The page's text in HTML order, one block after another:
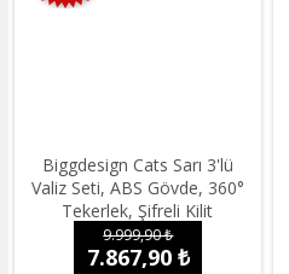
Biggdesign Cats Sarı 3'lü
Valiz Seti, ABS Gövde, 360°
Tekerlek, Şifreli Kilit
9.999,90 ₺
7.867,90 ₺